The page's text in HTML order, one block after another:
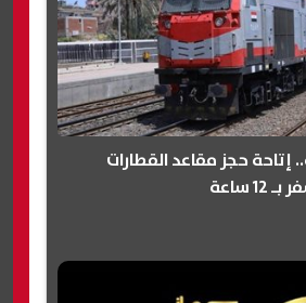
حجز مقاعد القطارات
ساعة